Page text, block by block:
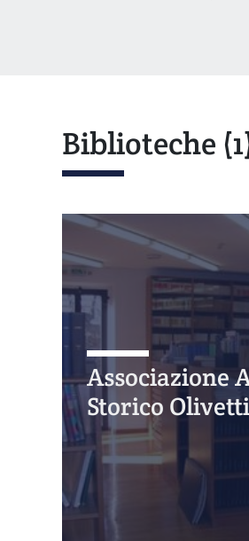
Biblioteche
Associazione
Storico Olivetti